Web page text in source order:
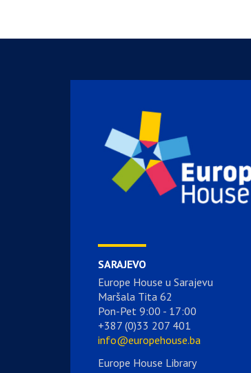
SARAJEVO
Europe House u Sarajevu
Maršala Tita 62
Pon-Pet 9:00 - 17:00
+387 (0)33 207 401
info@europehouse.ba
Europe House Library